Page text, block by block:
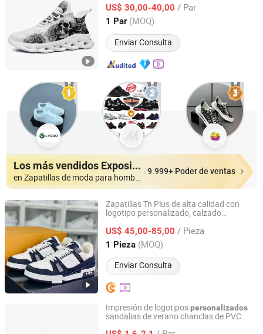
Moda con Cordones Personalizadas
Shoes35-48
US$ 30,00-40,00 / Par
1 Par (MOQ)
Enviar Consulta
Fujian, China Desde 2017
Los más vendidos Expositores
en Zapatillas de moda para hombres
9.999+ Poder de ventas
Zapatillas Tn Plus de alta calidad con
logotipo personalizado, calzado
zapatosde correr para invierno y otoño
con caja
US$ 45,00-85,00 / Pieza
1 Pieza (MOQ)
Enviar Consulta
Shishi Hanbo Mingpin Cross Border E-Commerce Co., Ltd.
Fujian, China Desde 2026
Impresión de logotipospersonalizados
sandalias de verano chanclas de PVC
Jinjiang Aspire Shoes Co., Ltd